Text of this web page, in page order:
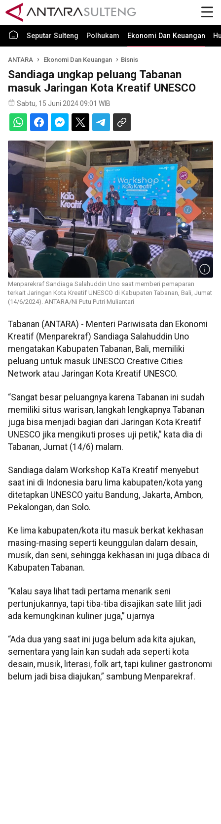
Seputar Sulteng Polhukam Ekonomi Dan Keuangan
ANTARA Ekonomi Dan Keuangan Bisnis
Sandiaga ungkap peluang Tabanan
masuk Jaringan Kota Kreatif UNESCO
Sabtu, 15 Juni 2024 09:01 WIB
Menparekraf Sandiaga Salahuddin Uno saat memberi pemaparan
terkait Jaringan Kota Kreatif UNESCO di Kabupaten Tabanan, Bali, Jumat
(14/6/2024). ANTARA/Ni Putu Putri Muliantari
Tabanan (ANTARA) - Menteri Pariwisata dan Ekonomi
Kreatif (Menparekraf) Sandiaga Salahuddin Uno
mengatakan Kabupaten Tabanan, Bali, memiliki
peluang untuk masuk UNESCO Creative Cities
Network atau Jaringan Kota Kreatif UNESCO.
“Sangat besar peluangnya karena Tabanan ini sudah
memiliki situs warisan, langkah lengkapnya Tabanan
juga bisa menjadi bagian dari Jaringan Kota Kreatif
UNESCO jika mengikuti proses uji petik,” kata dia di
Tabanan, Jumat (14/6) malam.
Sandiaga dalam Workshop KaTa Kreatif menyebut
saat ini di Indonesia baru lima kabupaten/kota yang
ditetapkan UNESCO yaitu Bandung, Jakarta, Ambon,
Pekalongan, dan Solo.
Ke lima kabupaten/kota itu masuk berkat kekhasan
masing-masing seperti keunggulan dalam desain,
musik, dan seni, sehingga kekhasan ini juga dibaca di
Kabupaten Tabanan.
“Kalau saya lihat tadi pertama menarik seni
pertunjukannya, tapi tiba-tiba disajikan sate lilit jadi
ada kemungkinan kuliner juga,” ujarnya
“Ada dua yang saat ini juga belum ada kita ajukan,
sementara yang lain kan sudah ada seperti kota
desain, musik, literasi, folk art, tapi kuliner gastronomi
belum jadi bisa diajukan,” sambung Menparekraf.